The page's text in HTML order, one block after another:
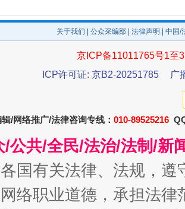
关于我们 公众采编部 法律声明 | 中国
京ICP备11011765号1至
ICP许可证: 京B2-20251785
广
/网络推广/法律咨询专线： 010-89525216
/公共/全民/法治/法制/新
国有关法律、法规，
络职业道德，承担法